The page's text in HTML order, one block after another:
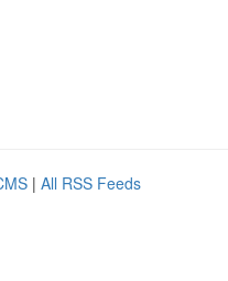
| All RSS Feeds